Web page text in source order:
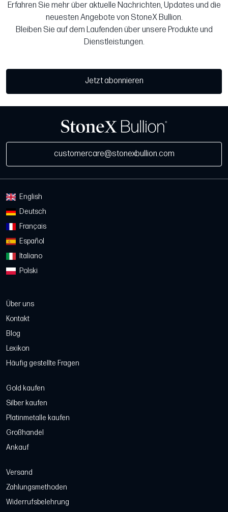
Erfahren Sie mehr über aktuelle Nachrichten, Updates und die
neuesten Angebote von StoneX Bullion.
Bleiben Sie auf dem Laufenden über unsere Produkte und
Dienstleistungen.
Jetzt abonnieren
customercare@stonexbullion.com
English
Deutsch
Français
Español
Italiano
Polski
Über uns
Kontakt
Blog
Lexikon
Häufig gestellte Fragen
Gold kaufen
Silber kaufen
Platinmetalle kaufen
Großhandel
Ankauf
Versand
Zahlungsmethoden
Widerrufsbelehrung